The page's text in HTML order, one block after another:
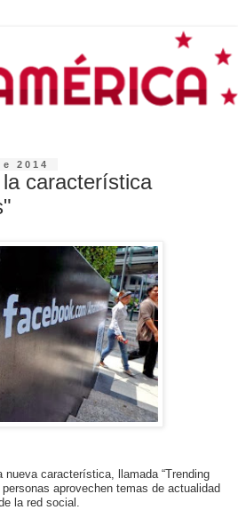
2014
característica
característica, llamada “Trending
aprovechen temas de actualidad
la red social.